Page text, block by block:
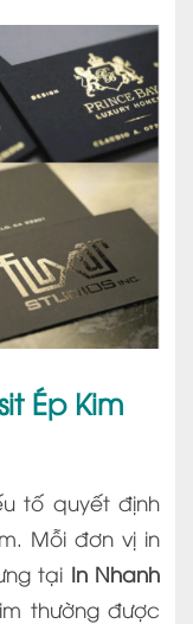
Ép Kim
tố quyết định
Mỗi đơn vị in
tại In Nhanh
thường được